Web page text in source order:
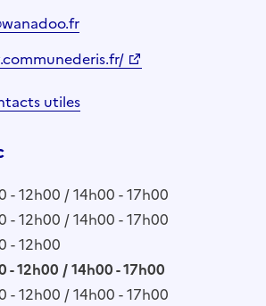
utiles
- 12h00 / 14h00 - 17h00
- 12h00 / 14h00 - 17h00
- 12h00
- 12h00 / 14h00 - 17h00
- 12h00 / 14h00 - 17h00